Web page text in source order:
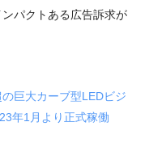
パクトある広告訴求が
巨大カーブ型LEDビジ
年1月より正式稼働